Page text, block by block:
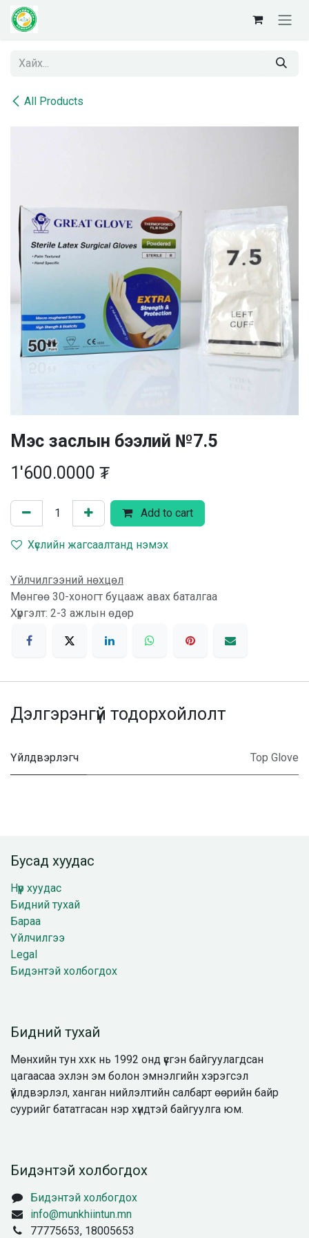
Skip to Content
All Products
Мэс заслын бээлий №7.5
1'600.0000 ₮
Add to cart
Хүслийн жагсаалтанд нэмэх
Үйлчилгээний нөхцөл
Мөнгөө 30-хоногт буцааж авах баталгаа
Хүргэлт: 2-3 ажлын өдөр
Дэлгэрэнгүй тодорхойлолт
Үйлдвэрлэгч Top Glove
Бусад хуудас
Нүүр хуудас
Бидний тухай
Бараа
Үйлчилгээ
Legal
Бидэнтэй холбогдох
Бидний тухай
Мөнхийн тун ххк нь 1992 онд үүсгэн байгуулагдсан
цагаасаа эхлэн эм болон эмнэлгийн хэрэгсэл
үйлдвэрлэл, ханган нийлэлтийн салбарт өөрийн байр
суурийг бататгасан нэр хүндтэй байгуулга юм.
Бидэнтэй холбогдох
Бидэнтэй холбогдох
info@munkhiintun.mn
77775653, 18005653